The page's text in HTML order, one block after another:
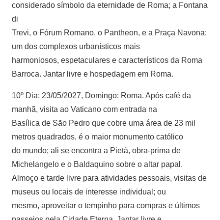
considerado símbolo da eternidade de Roma; a Fontana
di
Trevi, o Fórum Romano, o Pantheon, e a Praça Navona:
um dos complexos urbanísticos mais
harmoniosos, espetaculares e característicos da Roma
Barroca. Jantar livre e hospedagem em Roma.
10º Dia: 23/05/2027, Domingo: Roma. Após café da
manhã, visita ao Vaticano com entrada na
Basílica de São Pedro que cobre uma área de 23 mil
metros quadrados, é o maior monumento católico
do mundo; ali se encontra a Pietà, obra-prima de
Michelangelo e o Baldaquino sobre o altar papal.
Almoço e tarde livre para atividades pessoais, visitas de
museus ou locais de interesse individual; ou
mesmo, aproveitar o tempinho para compras e últimos